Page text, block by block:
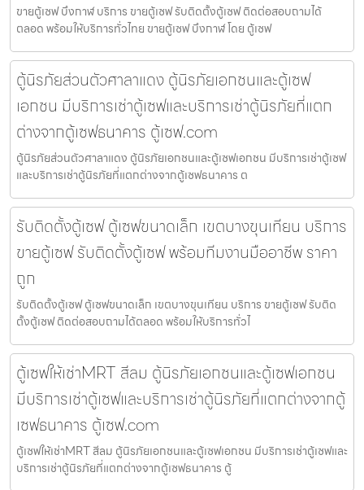
ขายตู้เซฟ บึงกาฬ บริการ ขายตู้เซฟ รับติดตั้งตู้เซฟ ติดต่อสอบถามได้
ตลอด พร้อมให้บริการทั่วไทย ขายตู้เซฟ บึงกาฬ โดย ตู้เซฟ
ตู้นิรภัยส่วนตัวศาลาแดง ตู้นิรภัยเอกชนและตู้เซฟ
เอกชน มีบริการเช่าตู้เซฟและบริการเช่าตู้นิรภัยที่แตก
ต่างจากตู้เซฟธนาคาร ตู้เซฟ.com
ตู้นิรภัยส่วนตัวศาลาแดง ตู้นิรภัยเอกชนและตู้เซฟเอกชน มีบริการเช่าตู้เซฟ
และบริการเช่าตู้นิรภัยที่แตกต่างจากตู้เซฟธนาคาร ต
รับติดตั้งตู้เซฟ ตู้เซฟขนาดเล็ก เขตบางขุนเทียน บริการ
ขายตู้เซฟ รับติดตั้งตู้เซฟ พร้อมทีมงานมืออาชีพ ราคา
ถูก
รับติดตั้งตู้เซฟ ตู้เซฟขนาดเล็ก เขตบางขุนเทียน บริการ ขายตู้เซฟ รับติด
ตั้งตู้เซฟ ติดต่อสอบถามได้ตลอด พร้อมให้บริการทั่วไ
ตู้เซฟให้เช่าMRT สีลม ตู้นิรภัยเอกชนและตู้เซฟเอกชน
มีบริการเช่าตู้เซฟและบริการเช่าตู้นิรภัยที่แตกต่างจากตู้
เซฟธนาคาร ตู้เซฟ.com
ตู้เซฟให้เช่าMRT สีลม ตู้นิรภัยเอกชนและตู้เซฟเอกชน มีบริการเช่าตู้เซฟและ
บริการเช่าตู้นิรภัยที่แตกต่างจากตู้เซฟธนาคาร ตู้